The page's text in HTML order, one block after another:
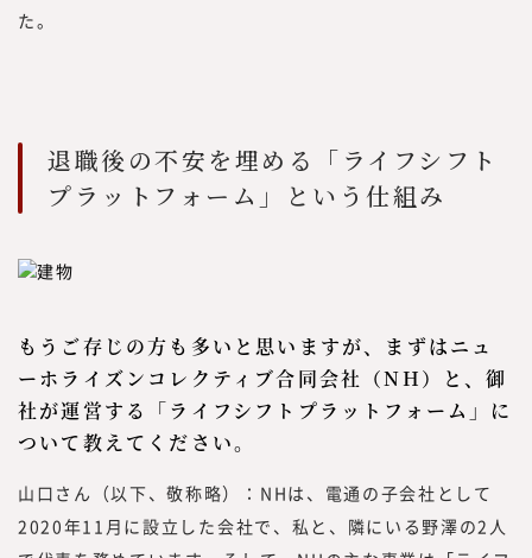
た。
退職後の不安を埋める「ライフシフト
プラットフォーム」という仕組み
もうご存じの方も多いと思いますが、まずはニュ
ーホライズンコレクティブ合同会社（NH）と、御
社が運営する「ライフシフトプラットフォーム」に
ついて教えてください。
山口さん（以下、敬称略）：NHは、電通の子会社として
2020年11月に設立した会社で、私と、隣にいる野澤の2人